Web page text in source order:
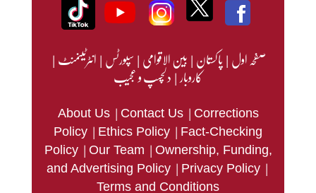
صفحہ اول|پاکستان|بین الاقوامی|سپورٹس|انٹرٹینمنٹ|
کاروبار|دلچسپ و عجیب
About Us | Contact Us | Corrections
Policy | Ethics Policy | Fact-Checking
Policy | Our Team | Ownership, Funding,
and Advertising Policy | Privacy Policy |
Terms and Conditions